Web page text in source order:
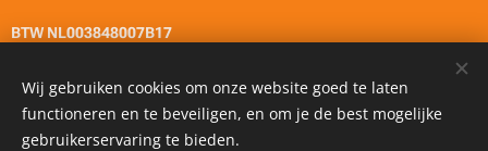
BTW NL003848007B17
© Created byFijnlijner.nl Cookies
Wij gebruiken cookies om onze website goed te laten
functioneren en te beveiligen, en om je de best mogelijke
gebruikerservaring te bieden.